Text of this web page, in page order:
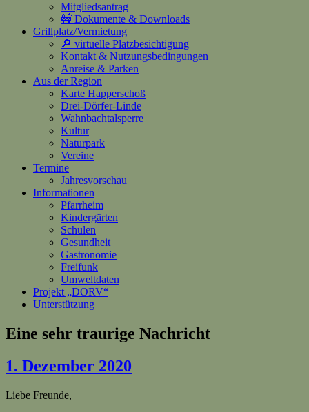
Mitgliedsantrag
🚧 Dokumente & Downloads
Grillplatz/Vermietung
🔎 virtuelle Platzbesichtigung
Kontakt & Nutzungsbedingungen
Anreise & Parken
Aus der Region
Karte Happerschoß
Drei-Dörfer-Linde
Wahnbachtalsperre
Kultur
Naturpark
Vereine
Termine
Jahresvorschau
Informationen
Pfarrheim
Kindergärten
Schulen
Gesundheit
Gastronomie
Freifunk
Umweltdaten
Projekt „DORV“
Unterstützung
Eine sehr traurige Nachricht
1. Dezember 2020
Liebe Freunde,